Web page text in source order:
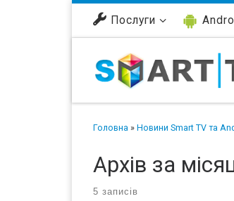
Перейти до вмісту Послуги
Головна » Новини Smart TV та
Архів за
5 записів